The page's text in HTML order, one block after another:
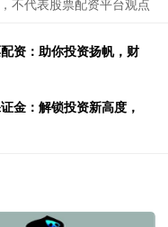
不代表股票配资平台观点
资：助你投资扬帆，财
金：解锁投资新高度，